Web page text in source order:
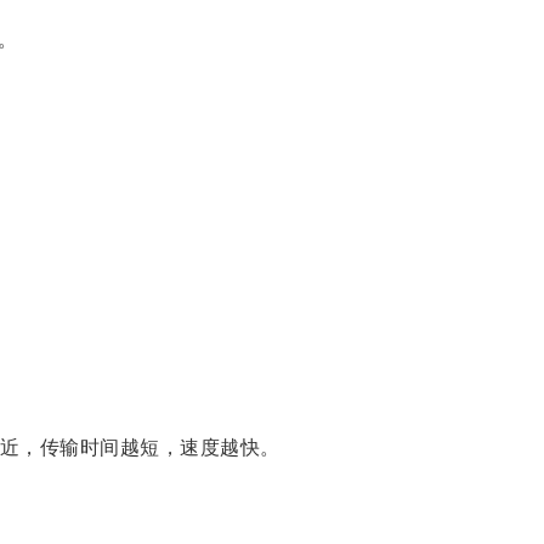
传输时间越短，速度越快。